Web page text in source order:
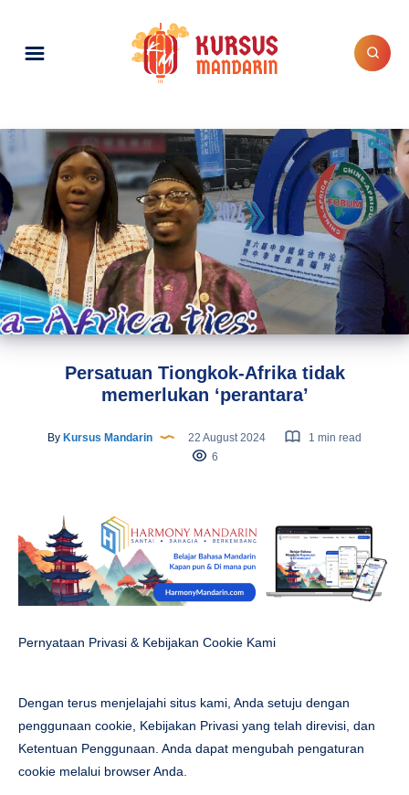
Persatuan Tiongkok-Afrika tidak
memerlukan ‘perantara’
By Kursus Mandarin 22 August 2024
1 min read
6
Pernyataan Privasi & Kebijakan Cookie Kami
Dengan terus menjelajahi situs kami, Anda setuju dengan
penggunaan cookie, Kebijakan Privasi yang telah direvisi, dan
Ketentuan Penggunaan. Anda dapat mengubah pengaturan
cookie melalui browser Anda.